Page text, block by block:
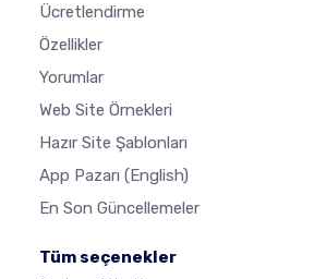
Ücretlendirme
Özellikler
Yorumlar
Web Site Örnekleri
Hazır Site Şablonları
App Pazarı (English)
En Son Güncellemeler
Tüm seçenekler